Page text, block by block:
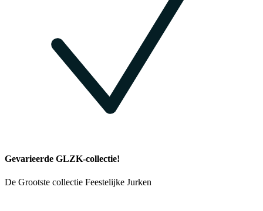
Gevarieerde GLZK-collectie!
De Grootste collectie Feestelijke Jurken